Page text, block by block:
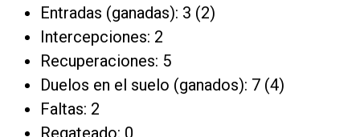
Entradas (ganadas): 3 (2)
Intercepciones: 2
Recuperaciones: 5
Duelos en el suelo (ganados): 7 (4)
Faltas: 2